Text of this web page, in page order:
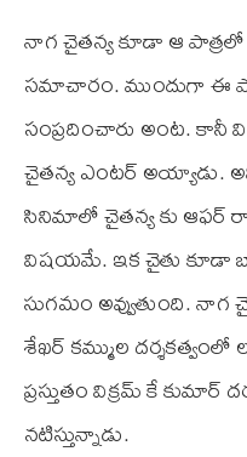
నాగ చైతన్య కూడా ఆ
సమాచారం. ముందుగా ఈ
సంప్రదించారు అంట. కానీ
చైతన్య ఎంటర్ అయ్యాడు.
సినిమాలో చైతన్య కు ఆఫర్
విషయమే. ఇక చైతు కూడా
సుగమం అవ్వుతుంది.
శేఖర్ కమ్ముల దర్శకత్వంలో
ప్రస్తుతం విక్రమ్ కే కుమార్
నటిస్తున్నాడు.